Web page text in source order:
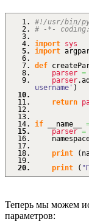
#!/usr/bin/
# -*-
import sys
import
def
parser =
parser.
username' )
return
if __name__
parser =
print
(
print
(
Теперь мы можем
параметров: